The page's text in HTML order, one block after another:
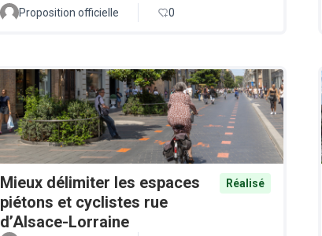
Proposition officielle 0
Mieux délimiter les espaces
piétons et cyclistes rue
d’Alsace-Lorraine
Réalisé